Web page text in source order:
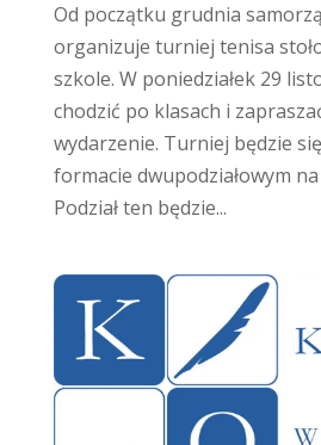
Od początku grudnia
organizuje turniej tenisa
szkole. W poniedziałek 29
chodzić po klasach i
wydarzenie. Turniej będzie
formacie dwupodziałowym
Podział ten będzie...